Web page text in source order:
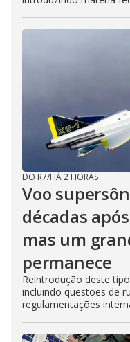
DO R7/HÁ 2 HORAS
Voo
décadas
mas um
permanece
Reintrodução deste
incluindo questões de
regulamentações